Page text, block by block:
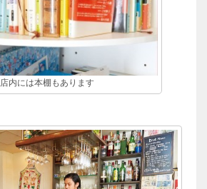
店内には本棚もあります